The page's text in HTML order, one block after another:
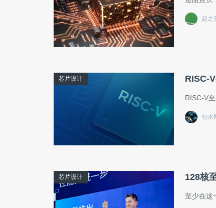
赵之
芯片设计 RISC-
RISC-V
包永
芯片设计 128核
至少在这